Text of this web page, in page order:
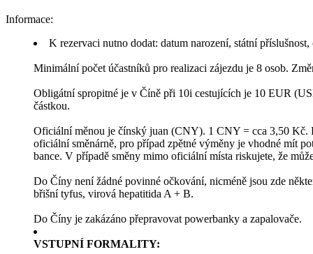
Informace:
K rezervaci nutno dodat: datum narození, státní
Minimální počet účastníků pro realizaci zájezdu je 8 osob.
Obligátní spropitné je v Číně při 10i cestujících je 10 EUR
částkou.
Oficiální měnou je čínský juan (CNY). 1 CNY = cca 3,50 Kč.
oficiální směnárně, pro případ zpětné výměny je vhodné mít
bance. V případě směny mimo oficiální místa riskujete, že
Do Číny není žádné povinné očkování, nicméně jsou zde
břišní tyfus, virová hepatitida A + B.
Do Číny je zakázáno přepravovat powerbanky a zapalovače.
VSTUPNÍ FORMALITY: